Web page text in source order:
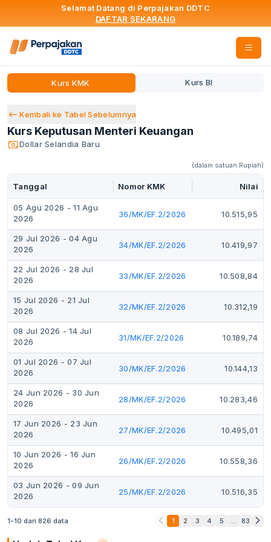
Selamat Datang di Perpajakan DDTC
DAFTAR SEKARANG
Kurs KMK Kurs BI
Kembali ke Tabel Sebelumnya
Kurs Keputusan Menteri Keuangan
Dollar Selandia Baru
(dalam satuan Rupiah)
Tanggal Nomor KMK Nilai
05 Agu 2026 - 11 Agu
2026
36/MK/EF.2/2026 10.515,95
29 Jul 2026 - 04 Agu
2026
34/MK/EF.2/2026 10.419,97
22 Jul 2026 - 28 Jul
2026
33/MK/EF.2/2026 10.508,84
15 Jul 2026 - 21 Jul
2026
32/MK/EF.2/2026 10.312,19
08 Jul 2026 - 14 Jul
2026
31/MK/EF.2/2026 10.189,74
01 Jul 2026 - 07 Jul
2026
30/MK/EF.2/2026 10.144,13
24 Jun 2026 - 30 Jun
2026
28/MK/EF.2/2026 10.283,46
17 Jun 2026 - 23 Jun
2026
27/MK/EF.2/2026 10.495,01
10 Jun 2026 - 16 Jun
2026
26/MK/EF.2/2026 10.558,36
03 Jun 2026 - 09 Jun
2026
25/MK/EF.2/2026 10.516,35
1-10 dari 826 data 1 2 3 4 5 ... 83